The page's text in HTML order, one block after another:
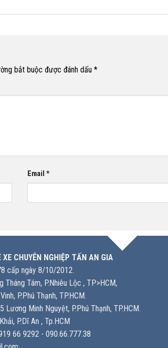
bắt buộc được đánh dấu *
Email*
CHUYÊN NGHIỆP TẤN AN GIA
cấp ngày 8/10/2012.
Tháng Tám, P.Nhiêu Lộc , TP>HCM,
P.Phú Thạnh, TP.HCM.
Lương Minh Nguyệt, P.Phú Thạnh, TP.HCM.
P.Dĩ An , Tp.HCM
66 9292 - 090.66.777.38